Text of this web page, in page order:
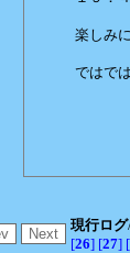
楽しみ
ではで
現行ログ
[26] [27] [